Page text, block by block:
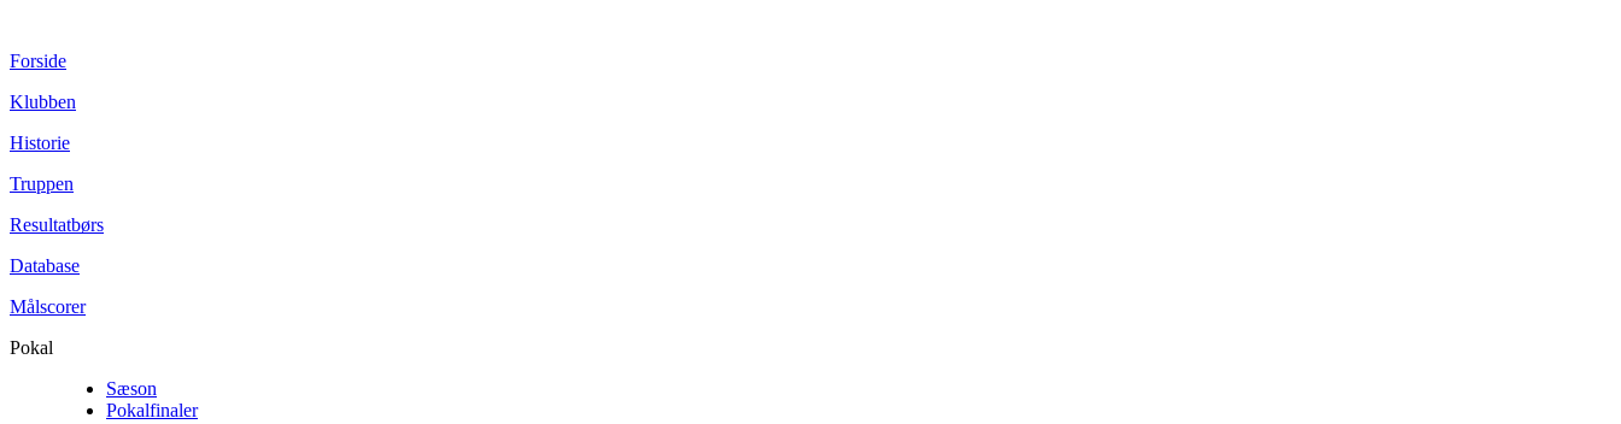
Forside
Klubben
Historie
Truppen
Resultatbørs
Database
Målscorer
Pokal
Sæson
Pokalfinaler